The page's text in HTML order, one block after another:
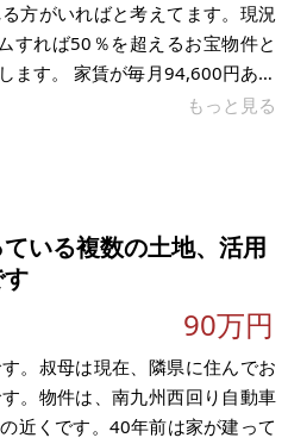
方がいればと考えてます。現況
すれば50％を超えるお宝物件と
円あり
で当分は退去の予定はありませ
うな便利な地域で、閑静な住宅
更地で1,500万円くらいの土地
もっと見る
いる複数の土地、活用
90万円
。叔母は現在、隣県に住んでお
。物件は、南九州西回り自動車
近くです。40年前は家が建って